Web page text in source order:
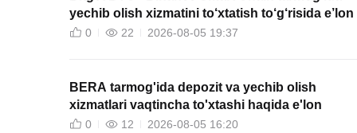
yechib olish xizmatini to‘xtatish to‘g‘risida e’lon
0 22 2026-08-05 19:37
BERA tarmog'ida depozit va yechib olish
xizmatlari vaqtincha to'xtashi haqida e'lon
0 12 2026-08-05 16:20